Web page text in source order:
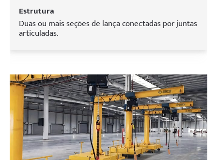
Estrutura
Duas ou mais seções de lança conectadas por juntas
articuladas.